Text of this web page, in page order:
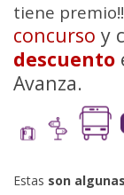
tiene premio!!
concurso y
descuento
Avanza.
Estas son